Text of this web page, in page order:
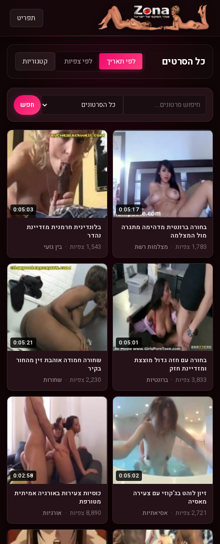
תפריט
כל הסרטים לפי תאריך לפי צפיות קטגוריות
חפש
0:05:17
בחורה ברונטית מדהימה מתגרה
מול המצלמה
1,783 צפיות
· מצלמות רשת
0:05:03
בלונדינית חרמנית מזדיינת
נהדר
1,543 צפיות
· בין גזעי
0:05:01
בחורה עם חזה גדול מוצצת
ומזדיינת חזק
3,833 צפיות
· ברונטיות
0:05:21
שחורה חמודה אוהבת זין מהחור
בקיר
2,230 צפיות
· שחורות
0:05:02
זיון לוהט בג'קוזי עם צעירה
מאסיה
2,721 צפיות
· אסיאתיות
0:02:58
כוסיות צעירות באורגיה אמיתית
מטורפת
8,890 צפיות
· אורגיות